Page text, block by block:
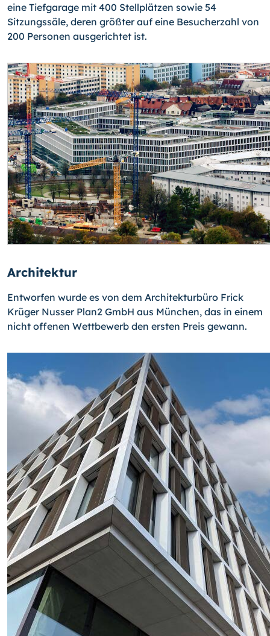
eine Tiefgarage mit 400 Stellplätzen sowie 54
Sitzungssäle, deren größter auf eine Besucherzahl von
200 Personen ausgerichtet ist.
Architektur
Entworfen wurde es von dem Architekturbüro Frick
Krüger Nusser Plan2 GmbH aus München, das in einem
nicht offenen Wettbewerb den ersten Preis gewann.